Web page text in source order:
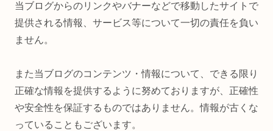
当ブログからのリンクやバナーなどで移動したサイトで
提供される情報、サービス等について一切の責任を負い
ません。
また当ブログのコンテンツ・情報について、できる限り
正確な情報を提供するように努めておりますが、正確性
や安全性を保証するものではありません。情報が古くな
っていることもございます。